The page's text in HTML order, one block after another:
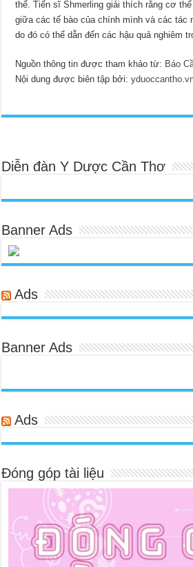
thể. Tiến sĩ Shmerling giải thích rằng cơ
giữa các tế bào của chính mình và các tác
do đó có thể dẫn đến các hậu quả nghiêm
Nguồn thông tin được tham khảo từ: Báo
Nội dung được biên tập bởi:
Diễn đàn Y Dược Cần Thơ
Banner Ads
Ads
Banner Ads
Ads
Đóng góp tài liệu